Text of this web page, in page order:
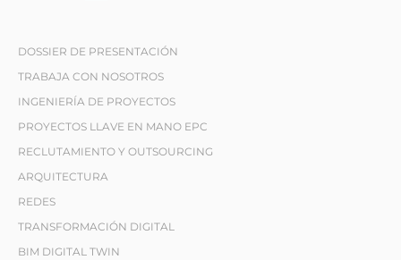
DOSSIER DE PRESENTACIÓN
TRABAJA CON NOSOTROS
INGENIERÍA DE PROYECTOS
PROYECTOS LLAVE EN MANO EPC
RECLUTAMIENTO Y OUTSOURCING
ARQUITECTURA
REDES
TRANSFORMACIÓN DIGITAL
BIM DIGITAL TWIN